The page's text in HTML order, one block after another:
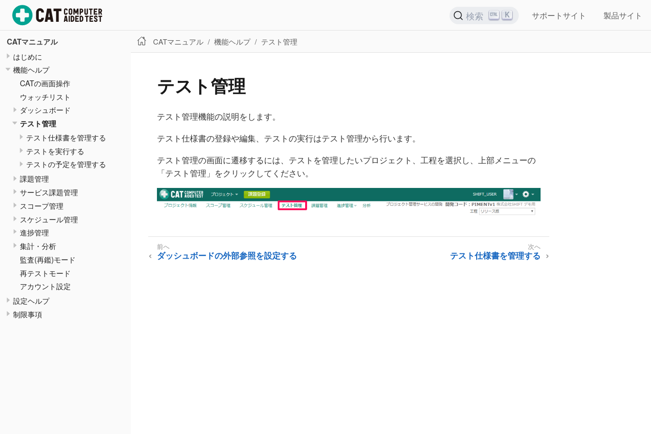
検索 K サポートサイト 製品サイト
CATマニュアル
はじめに
機能ヘルプ
CATの画面操作
ウォッチリスト
ダッシュボード
テスト管理
テスト仕様書を管理する
テストを実行する
テストの予定を管理する
課題管理
サービス課題管理
スコープ管理
スケジュール管理
進捗管理
集計・分析
監査(再鑑)モード
再テストモード
アカウント設定
設定ヘルプ
制限事項
CATマニュアル 機能ヘルプ テスト管理
テスト管理
テスト管理機能の説明をします。
テスト仕様書の登録や編集、テストの実行はテスト管理から行います。
テスト管理の画面に遷移するには、テストを管理したいプロジェクト、工程を選択し、上部メニューの
「テスト管理」をクリックしてください。
ダッシュボードの外部参照を設定する テスト仕様書を管理する